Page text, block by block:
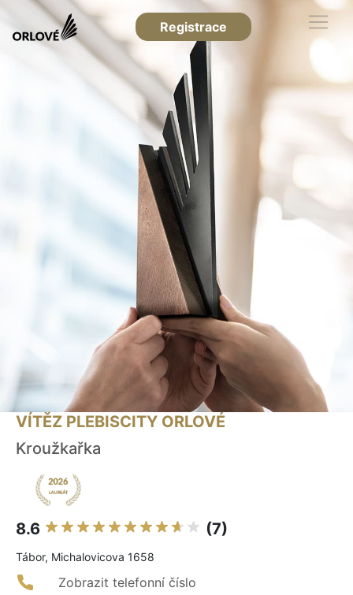
Registrace
VÍTĚZ PLEBISCITY ORLOVÉ
Kroužkařka
8.6 (7)
Tábor, Michalovicova 1658
Zobrazit telefonní číslo